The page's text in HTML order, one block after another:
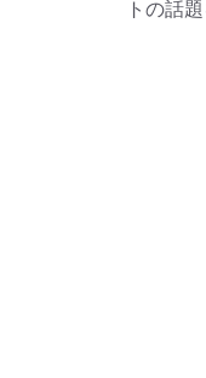
トの話